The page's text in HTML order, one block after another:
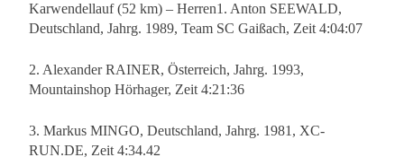
Karwendellauf (52 km) – Herren1. Anton SEEWALD,
Deutschland, Jahrg. 1989, Team SC Gaißach, Zeit 4:04:07
2. Alexander RAINER, Österreich, Jahrg. 1993,
Mountainshop Hörhager, Zeit 4:21:36
3. Markus MINGO, Deutschland, Jahrg. 1981, XC-
RUN.DE, Zeit 4:34.42